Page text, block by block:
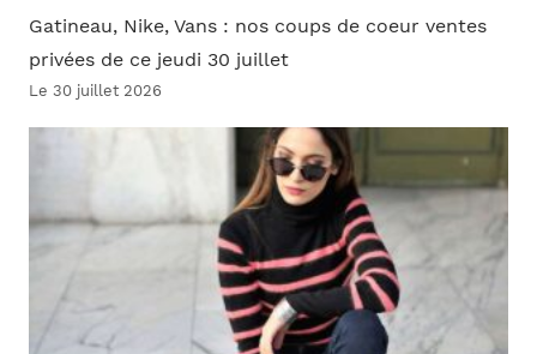
Gatineau, Nike, Vans : nos coups de coeur ventes
privées de ce jeudi 30 juillet
Le 30 juillet 2026